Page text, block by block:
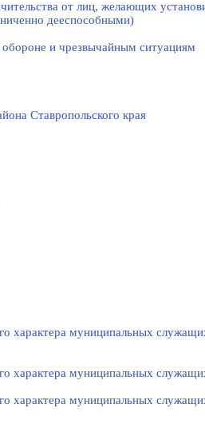
от лиц, желающих
дееспособными)
и чрезвычайным ситуациям
Ставропольского края
характера муниципальных
характера муниципальных
характера муниципальных